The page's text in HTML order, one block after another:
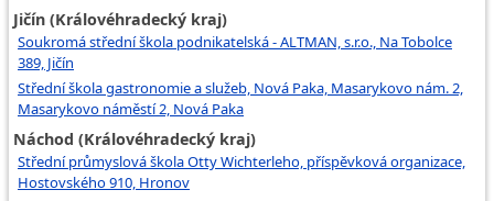
Jičín (Královéhradecký kraj)
Soukromá střední škola podnikatelská - ALTMAN, s.r.o., Na Tobolce
389, Jičín
Střední škola gastronomie a služeb, Nová Paka, Masarykovo nám. 2,
Masarykovo náměstí 2, Nová Paka
Náchod (Královéhradecký kraj)
Střední průmyslová škola Otty Wichterleho, příspěvková organizace,
Hostovského 910, Hronov